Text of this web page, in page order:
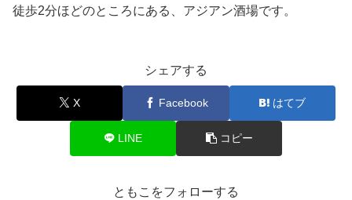
徒歩2分ほどのところにある、アジアン酒場です。
シェアする
X Facebook はてブ
LINE コピー
ともこをフォローする